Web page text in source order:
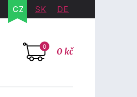
CZ SK DE
0 0 kč